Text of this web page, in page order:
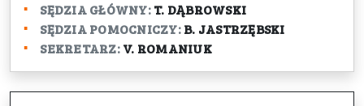
SĘDZIA GŁÓWNY: T. DĄBROWSKI
SĘDZIA POMOCNICZY: B. JASTRZĘBSKI
SEKRETARZ: V. ROMANIUK